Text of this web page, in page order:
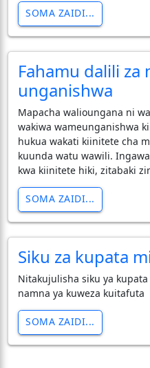
SOMA ZAIDI...
Fahamu dalili za
unganishwa
Mapacha walioungana ni
wakiwa wameunganishwa
hukua wakati kiinitete cha
kuunda watu wawili.
kwa kiinitete hiki, zitabaki
SOMA ZAIDI...
Siku za kupata
Nitakujulisha siku ya
namna ya kuweza kuitafuta
SOMA ZAIDI...